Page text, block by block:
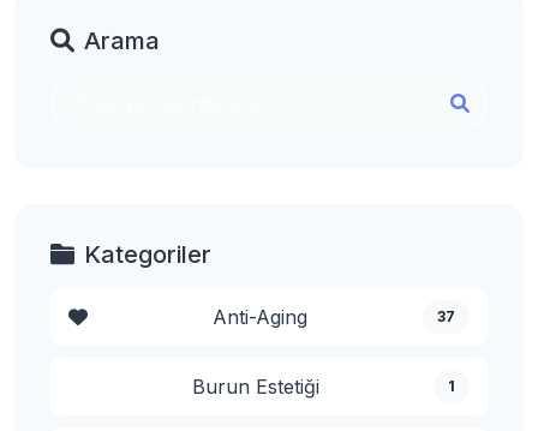
Arama
Kategoriler
Anti-Aging 37
Burun Estetiği 1